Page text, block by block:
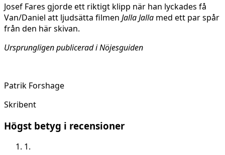
Josef Fares gjorde ett riktigt klipp när han lyckades få
Van/Daniel att ljudsätta filmen Jalla Jalla med ett par spår
från den här skivan.
Ursprungligen publicerad i Nöjesguiden
Patrik Forshage
Skribent
Högst betyg i recensioner
1.